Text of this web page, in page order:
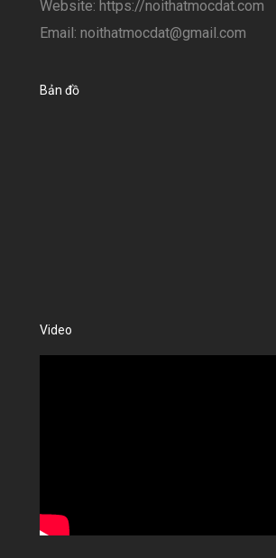
Website: https://noithatmocdat.com
Email: noithatmocdat@gmail.com
Bản đồ
Video